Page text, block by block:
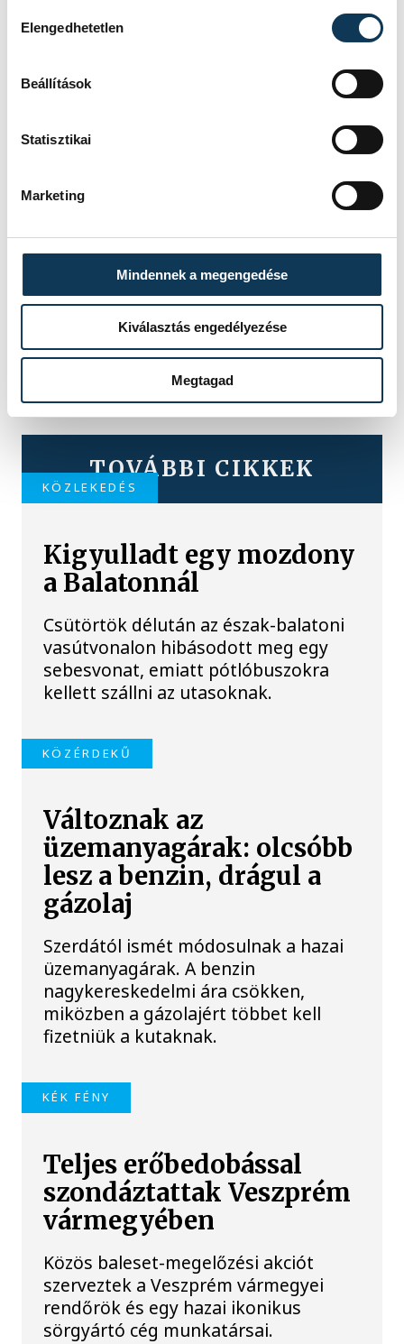
Elengedhetetlen
Beállítások
Statisztikai
Marketing
Mindennek a megengedése
Kiválasztás engedélyezése
Megtagad
TOVÁBBI CIKKEK
KÖZLEKEDÉS
Kigyulladt egy mozdony
a Balatonnál
Csütörtök délután az észak-balatoni
vasútvonalon hibásodott meg egy
sebesvonat, emiatt pótlóbuszokra
kellett szállni az utasoknak.
KÖZÉRDEKŰ
Változnak az
üzemanyagárak: olcsóbb
lesz a benzin, drágul a
gázolaj
Szerdától ismét módosulnak a hazai
üzemanyagárak. A benzin
nagykereskedelmi ára csökken,
miközben a gázolajért többet kell
fizetniük a kutaknak.
KÉK FÉNY
Teljes erőbedobással
szondáztattak Veszprém
vármegyében
Közös baleset-megelőzési akciót
szerveztek a Veszprém vármegyei
rendőrök és egy hazai ikonikus
sörgyártó cég munkatársai.